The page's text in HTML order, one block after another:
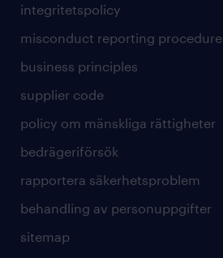
integritetspolicy
misconduct reporting procedure
business principles
supplier code
policy om mänskliga rättigheter
bedrägeriförsök
rapportera säkerhetsproblem
behandling av personuppgifter
sitemap